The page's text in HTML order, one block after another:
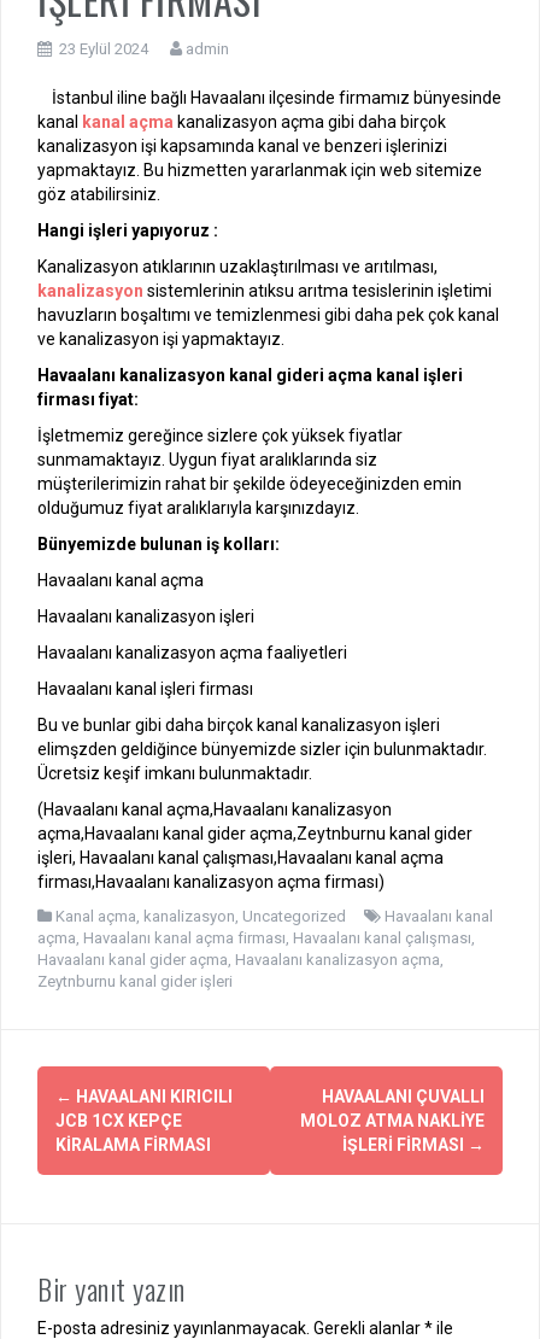
23 Eylül 2024 admin
İstanbul iline bağlı Havaalanı ilçesinde firmamız bünyesinde
kanal
kanal açma kanalizasyon açma gibi daha birçok
kanalizasyon işi kapsamında kanal ve benzeri işlerinizi
yapmaktayız. Bu hizmetten yararlanmak için web sitemize
göz atabilirsiniz.
Hangi işleri yapıyoruz :
Kanalizasyon atıklarının uzaklaştırılması ve arıtılması,
kanalizasyon sistemlerinin atıksu arıtma tesislerinin işletimi
havuzların boşaltımı ve temizlenmesi gibi daha pek çok kanal
ve kanalizasyon işi yapmaktayız.
Havaalanı kanalizasyon kanal gideri açma kanal işleri
firması fiyat:
İşletmemiz gereğince sizlere çok yüksek fiyatlar
sunmamaktayız. Uygun fiyat aralıklarında siz
müşterilerimizin rahat bir şekilde ödeyeceğinizden emin
olduğumuz fiyat aralıklarıyla karşınızdayız.
Bünyemizde bulunan iş kolları:
Havaalanı kanal açma
Havaalanı kanalizasyon işleri
Havaalanı kanalizasyon açma faaliyetleri
Havaalanı kanal işleri firması
Bu ve bunlar gibi daha birçok kanal kanalizasyon işleri
elimşzden geldiğince bünyemizde sizler için bulunmaktadır.
Ücretsiz keşif imkanı bulunmaktadır.
(Havaalanı kanal açma,Havaalanı kanalizasyon
açma,Havaalanı kanal gider açma,Zeytnburnu kanal gider
işleri, Havaalanı kanal çalışması,Havaalanı kanal açma
firması,Havaalanı kanalizasyon açma firması)
Kanal açma kanalizasyon Uncategorized
Havaalanı kanal
açma Havaalanı kanal açma firması Havaalanı kanal çalışması
Havaalanı kanal gider açma Havaalanı kanalizasyon açma
Zeytnburnu kanal gider işleri
Yazı
dolaşımı
← HAVAALANI KIRICILI
JCB 1CX KEPÇE
KİRALAMA FİRMASI
HAVAALANI ÇUVALLI
MOLOZ ATMA NAKLİYE
İŞLERİ FİRMASI
→
Bir yanıt yazın
E-posta adresiniz yayınlanmayacak. Gerekli alanlar*ile